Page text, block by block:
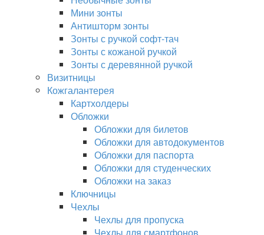
Мини зонты
Антишторм зонты
Зонты с ручкой софт-тач
Зонты с кожаной ручкой
Зонты с деревянной ручкой
Визитницы
Кожгалантерея
Картхолдеры
Обложки
Обложки для билетов
Обложки для автодокументов
Обложки для паспорта
Обложки для студенческих
Обложки на заказ
Ключницы
Чехлы
Чехлы для пропуска